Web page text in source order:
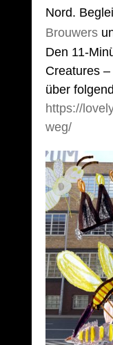
Nord.
Brouwers
Den 11-
Creatures
über
https://
weg/